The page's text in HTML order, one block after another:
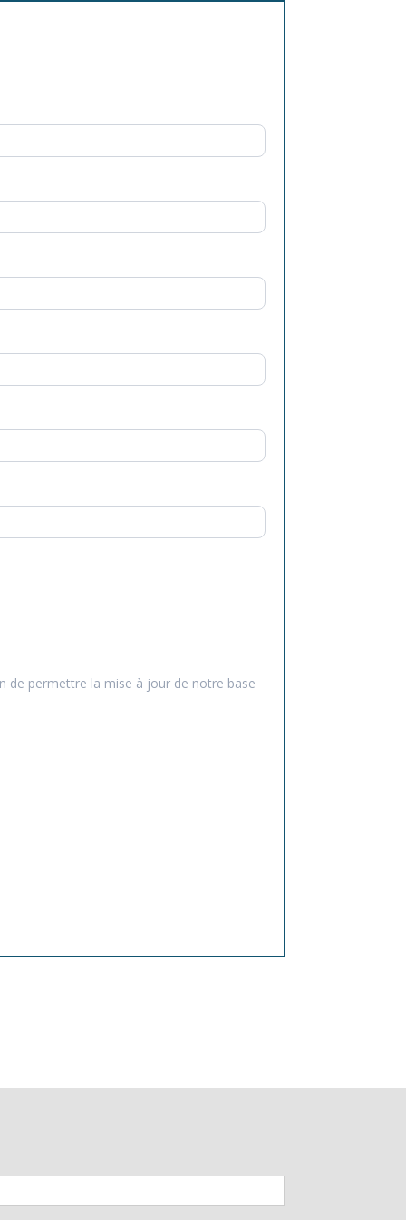
de permettre la mise à jour de notre base